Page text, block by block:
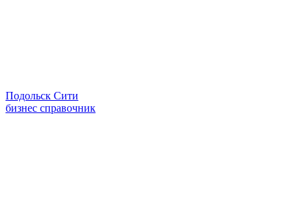
Подольск Сити
бизнес справочник